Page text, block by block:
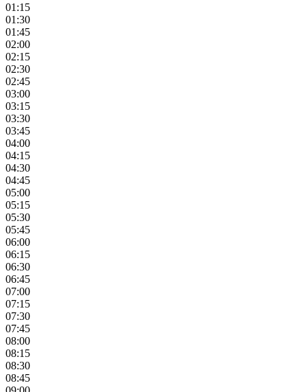
01:15
01:30
01:45
02:00
02:15
02:30
02:45
03:00
03:15
03:30
03:45
04:00
04:15
04:30
04:45
05:00
05:15
05:30
05:45
06:00
06:15
06:30
06:45
07:00
07:15
07:30
07:45
08:00
08:15
08:30
08:45